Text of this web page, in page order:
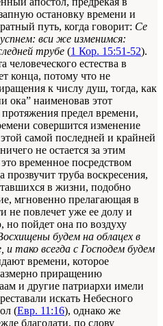
остановку времени и
путь, когда говорит: Се
вси же изменимся:
трубе (1 Кор. 15:51-52).
естества в
конца, потому что не
к числу душ, тогда, как
ока” наименовав этот
предел времени,
совершится изменение
самой последней и крайней
не остается за этим
временное посредством
прозвучит труба воскресения,
в жизни, подобно
мгновенно прелагающая в
не повлечет уже ее долу и
но пойдет она по воздуху
будем на облацех в
и тако всегда с Господем будем
времени, которое
приращению
и другие патриархи имели
искать Небесного
(Евр. 11:16), однако же
благодати, по слову